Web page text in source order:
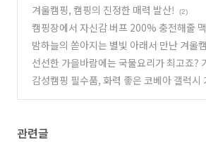
겨울캠핑, 캠핑의 진정한 매력 발산!
(2)
캠핑장에서 자신감 버프 200% 충전해줄
의 <작업용 앞치마> (2)
밤하늘의 쏟아지는 별빛 아래서 만난 겨울
낭만! (19)
선선한 가을바람에는 국물요리가 최고죠?
의 보양식<소고기버섯전골>레시피
(0)
감성캠핑 필수품, 화력 좋은 코베아 갤럭시
관련글